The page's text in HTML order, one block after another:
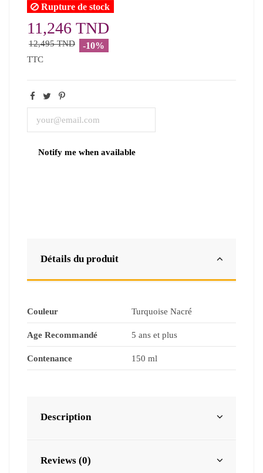
Rupture de stock
11,246 TND
12,495 TND -10%
TTC
Détails du produit
Couleur Turquoise Nacré
Age Recommandé 5 ans et plus
Contenance 150 ml
Description
Reviews (0)